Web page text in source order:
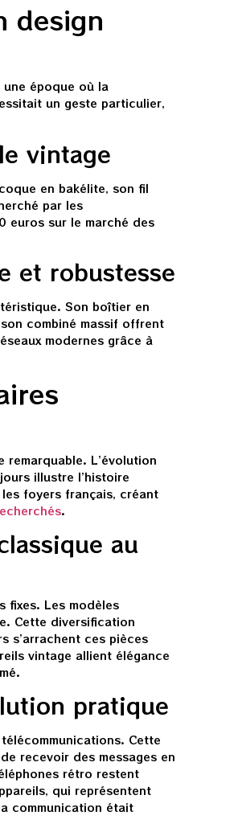
design
époque où la
un geste particulier,
vintage
en bakélite, son fil
par les
euros sur le marché des
et robustesse
Son boîtier en
combiné massif offrent
modernes grâce à
L’évolution
illustre l’histoire
foyers français, créant
.
au
fixes. Les modèles
Cette diversification
s’arrachent ces pièces
vintage allient élégance
pratique
Cette
recevoir des messages en
rétro restent
qui représentent
communication était